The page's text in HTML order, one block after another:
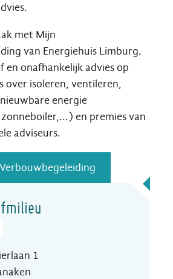
met Mijn
van Energiehuis Limburg.
en onafhankelijk advies op
over isoleren, ventileren,
energie
en premies van
adviseurs.
1